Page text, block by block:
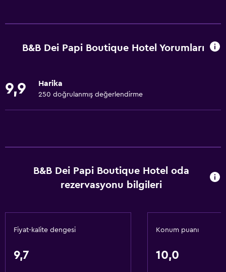
Şarap kadehleri
Meyveler
Atıştırmalık büfesi
Yemek alanı
Yemek masası
B&B Dei Papi Boutique Hotel Yorumları
9,9 Harika
250 doğrulanmış değerlendirme
B&B Dei Papi Boutique Hotel oda
rezervasyonu bilgileri
Fiyat-kalite dengesi
9,7
Konum puanı
10,0